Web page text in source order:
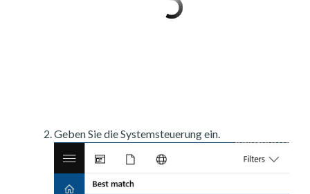
Geben Sie die Systemsteuerung ein.